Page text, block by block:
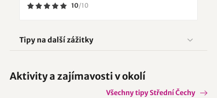
10/10
Tipy na další zážitky
Aktivity a zajímavosti v okolí
Všechny tipy Střední Čechy